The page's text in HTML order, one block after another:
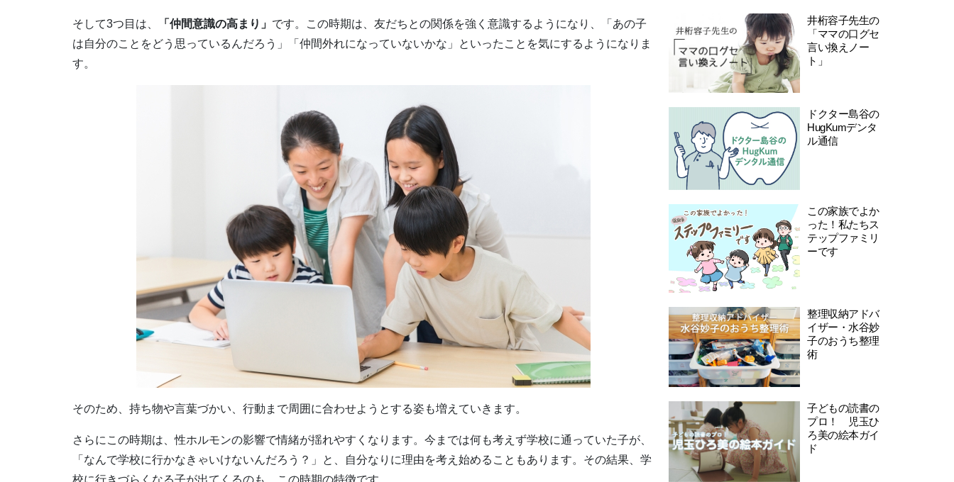
そして3つ目は、 「仲間意識の高まり」 です。この時期は、友だちとの関係を強く意識するようになり、「あの子
は自分のことをどう思っているんだろう」「仲間外れになっていないかな」といったことを気にするようになりま
す。
そのため、持ち物や言葉づかい、行動まで周囲に合わせようとする姿も増えていきます。
さらにこの時期は、性ホルモンの影響で情緒が揺れやすくなります。今までは何も考えず学校に通っていた子が、
「なんで学校に行かなきゃいけないんだろう？」と、自分なりに理由を考え始めることもあります。その結果、学
井桁容子先生の
「ママの口グセ
言い換えノー
ト」
ドクター島谷の
HugKumデンタ
ル通信
この家族でよか
った！私たちス
テップファミリ
ーです
整理収納アドバ
イザー・水谷妙
子のおうち整理
術
子どもの読書の
プロ！ 児玉ひ
ろ美の絵本ガイ
ド